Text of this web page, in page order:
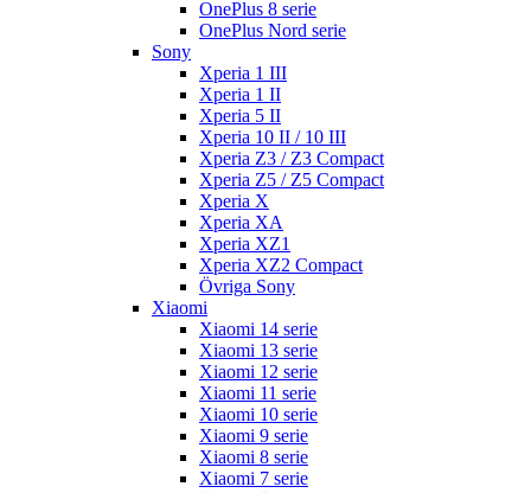
OnePlus 8 serie
OnePlus Nord serie
Sony
Xperia 1 III
Xperia 1 II
Xperia 5 II
Xperia 10 II / 10 III
Xperia Z3 / Z3 Compact
Xperia Z5 / Z5 Compact
Xperia X
Xperia XA
Xperia XZ1
Xperia XZ2 Compact
Övriga Sony
Xiaomi
Xiaomi 14 serie
Xiaomi 13 serie
Xiaomi 12 serie
Xiaomi 11 serie
Xiaomi 10 serie
Xiaomi 9 serie
Xiaomi 8 serie
Xiaomi 7 serie